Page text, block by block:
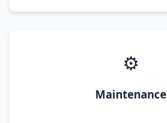
⚙️
Maintenance